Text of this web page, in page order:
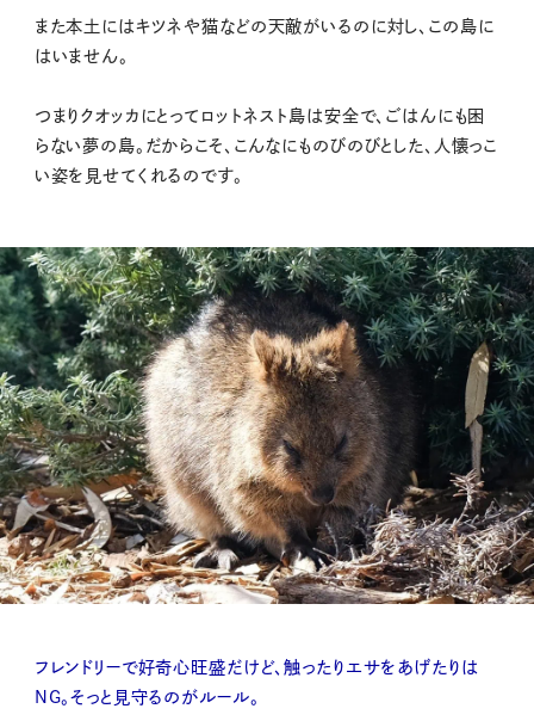
また本土にはキツネや猫などの天敵がいるのに対し、この島に
はいません。
つまりクオッカにとってロットネスト島は安全で、ごはんにも困
らない夢の島。だからこそ、こんなにものびのびとした、人懐っこ
い姿を見せてくれるのです。
フレンドリーで好奇心旺盛だけど、触ったりエサをあげたりは
NG。そっと見守るのがルール。